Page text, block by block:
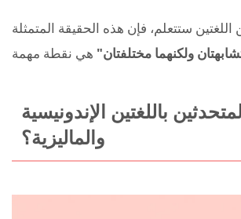
اللغتين ستتعلم، فإن هذه الحقيقة المتمثلة
ولكنهما مختلفتان"
باللغتين الإندونيسية
والماليزية؟